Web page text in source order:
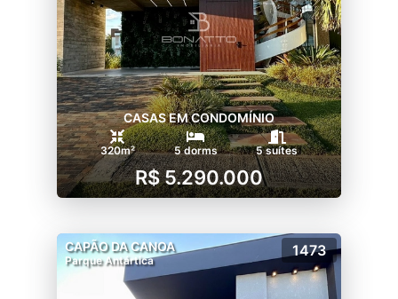
CASAS EM CONDOMÍNIO
320m² 5 dorms 5 suítes
R$ 5.290.000
CAPÃO DA CANOA
Parque Antártica
1473